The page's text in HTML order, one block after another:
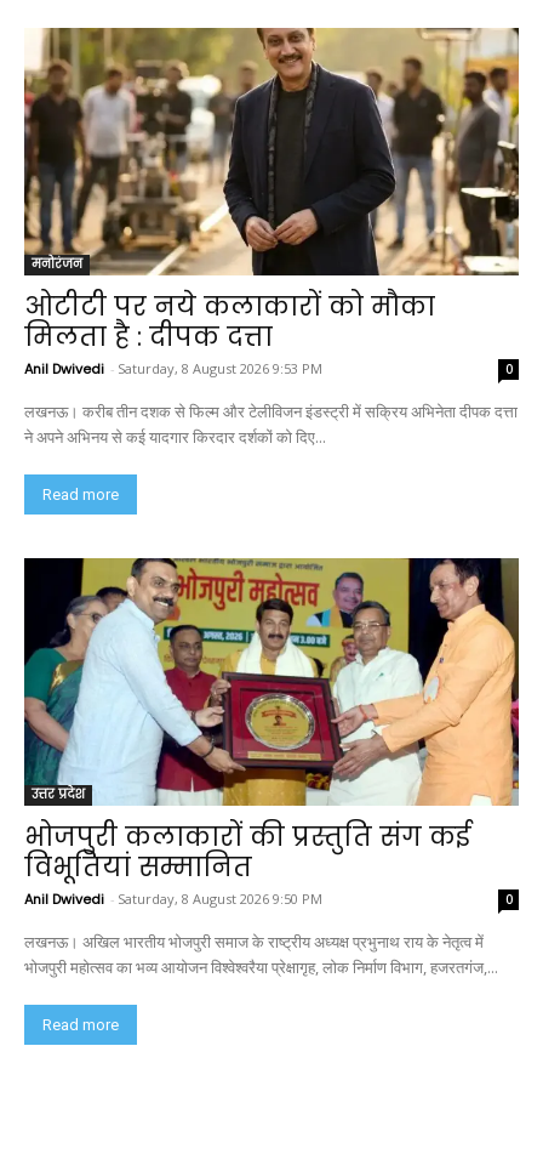
मनोरंजन
ओटीटी पर नये कलाकारों को मौका
मिलता है : दीपक दत्ता
Anil Dwivedi - Saturday, 8 August 2026 9:53 PM 0
लखनऊ। करीब तीन दशक से फिल्म और टेलीविजन इंडस्ट्री में सक्रिय अभिनेता दीपक दत्ता
ने अपने अभिनय से कई यादगार किरदार दर्शकों को दिए...
Read more
उत्तर प्रदेश
भोजपुरी कलाकारों की प्रस्तुति संग कई
विभूतियां सम्मानित
Anil Dwivedi - Saturday, 8 August 2026 9:50 PM 0
लखनऊ। अखिल भारतीय भोजपुरी समाज के राष्ट्रीय अध्यक्ष प्रभुनाथ राय के नेतृत्व में
भोजपुरी महोत्सव का भव्य आयोजन विश्वेश्वरैया प्रेक्षागृह, लोक निर्माण विभाग, हजरतगंज,...
Read more